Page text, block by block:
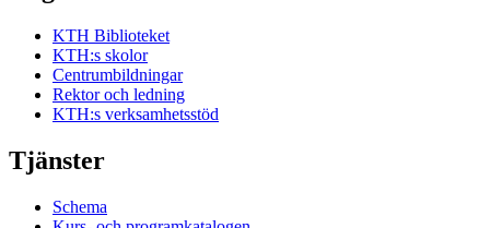
KTH Biblioteket
KTH:s skolor
Centrumbildningar
Rektor och ledning
KTH:s verksamhetsstöd
Tjänster
Schema